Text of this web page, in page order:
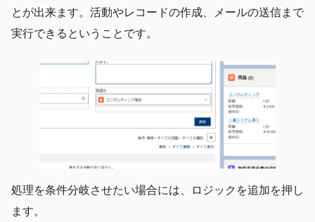
とが出来ます。活動やレコードの作成、メールの送信まで
実行できるということです。
処理を条件分岐させたい場合には、ロジックを追加を押し
ます。